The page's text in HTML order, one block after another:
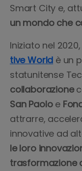
Smart City e,
un mondo che
Iniziato nel 2020,
tive World è un
statunitense
collaborazione
San Paoloe
attrarre,
innovative ad
le loro
trasformazione